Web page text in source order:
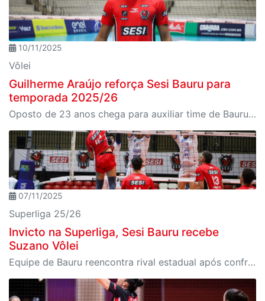
10/11/2025
Vôlei
Guilherme Araújo reforça Sesi Bauru para
temporada 2025/26
Oposto de 23 anos chega para auxiliar time de Bauru na temporada nacional
07/11/2025
Superliga 25/26
Invicto na Superliga, Sesi Bauru recebe
Suzano Vôlei
Equipe de Bauru reencontra rival estadual após confrontos no Paulista 2025; partida é na segunda, 10